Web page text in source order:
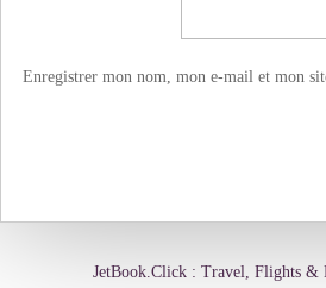
Enregistrer mon nom, mon e-mail et mon
JetBook.Click : Travel, Flights &